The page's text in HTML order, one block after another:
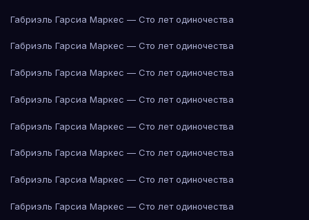
Габриэль Гарсиа Маркес — Сто лет одиночества
Габриэль Гарсиа Маркес — Сто лет одиночества
Габриэль Гарсиа Маркес — Сто лет одиночества
Габриэль Гарсиа Маркес — Сто лет одиночества
Габриэль Гарсиа Маркес — Сто лет одиночества
Габриэль Гарсиа Маркес — Сто лет одиночества
Габриэль Гарсиа Маркес — Сто лет одиночества
Габриэль Гарсиа Маркес — Сто лет одиночества